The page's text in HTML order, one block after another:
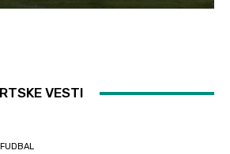
VESTI
FUDBAL